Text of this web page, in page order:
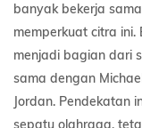
banyak bekerja
memperkuat citra
menjadi bagian dari
sama dengan
Jordan. Pendekatan
sepatu olahraga,